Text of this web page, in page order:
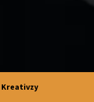
Kreativzy